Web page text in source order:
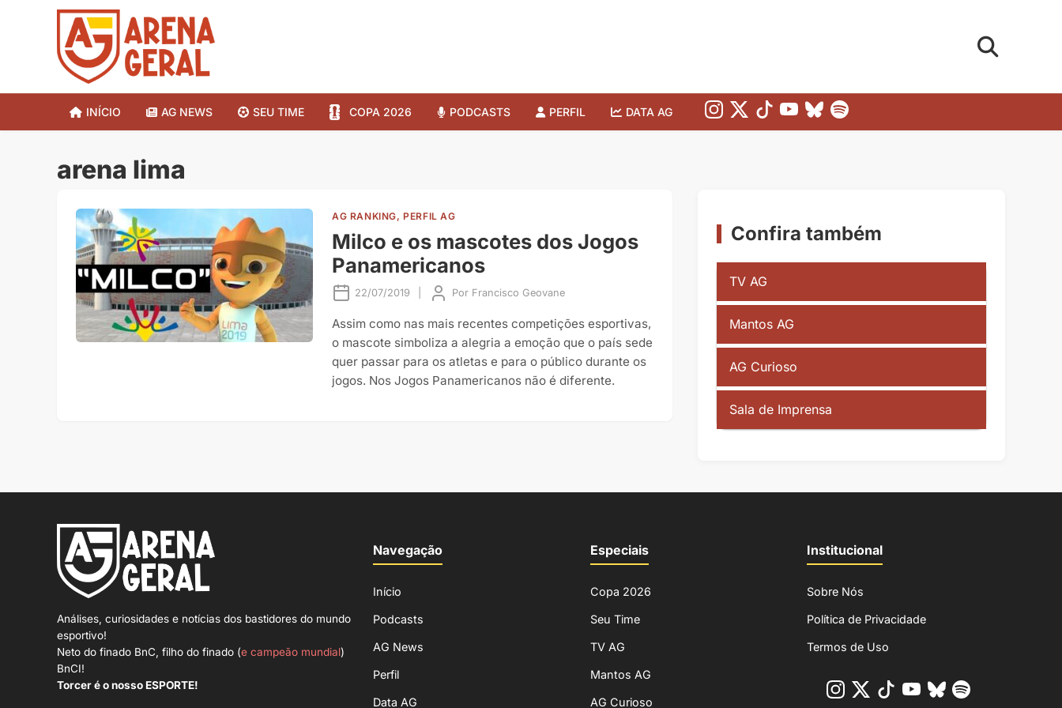
INÍCIO AG NEWS SEU TIME COPA 2026 PODCASTS PERFIL DATA AG
arena lima
AG RANKING, PERFIL AG
Milco e os mascotes dos Jogos
Panamericanos
22/07/2019 Por Francisco Geovane
Assim como nas mais recentes competições esportivas,
o mascote simboliza a alegria a emoção que o país sede
quer passar para os atletas e para o público durante os
jogos. Nos Jogos Panamericanos não é diferente.
Confira também
TV AG
Mantos AG
AG Curioso
Sala de Imprensa
Análises, curiosidades e notícias dos bastidores do mundo
esportivo!
Neto do finado BnC, filho do finado (e campeão mundial)
BnCI!
Torcer é o nosso ESPORTE!
Navegação
Início
Podcasts
AG News
Perfil
Data AG
Especiais
Copa 2026
Seu Time
TV AG
Mantos AG
AG Curioso
Institucional
Sobre Nós
Política de Privacidade
Termos de Uso